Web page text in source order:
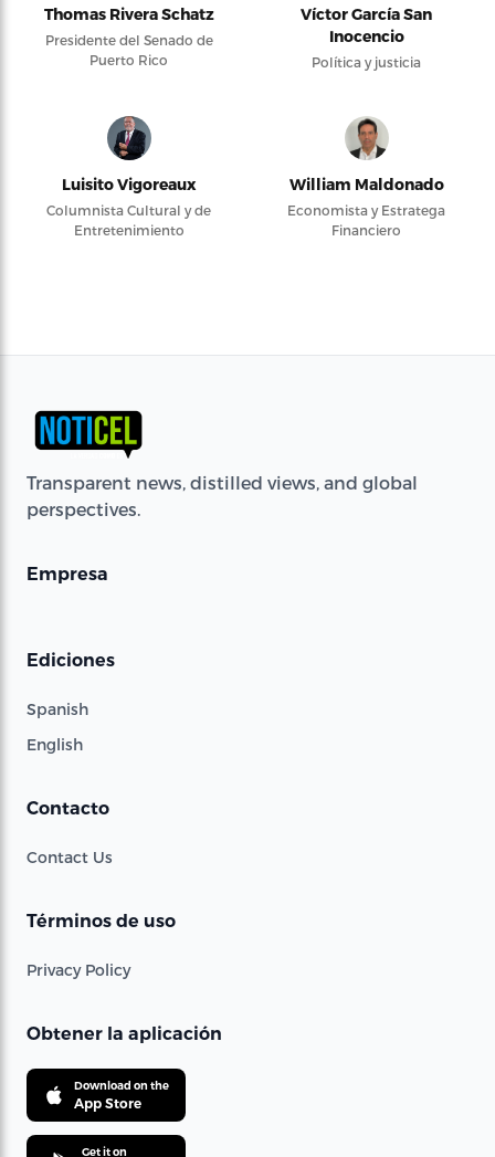
Thomas Rivera Schatz
Presidente del Senado de
Puerto Rico
Víctor García San
Inocencio
Política y justicia
Luisito Vigoreaux
Columnista Cultural y de
Entretenimiento
William Maldonado
Economista y Estratega
Financiero
Transparent news, distilled views, and global
perspectives.
Empresa
Ediciones
Spanish
English
Contacto
Contact Us
Términos de uso
Privacy Policy
Obtener la aplicación
Download on the
App Store
Get it on